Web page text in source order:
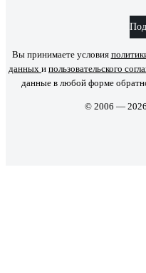
Вы принимаете условия
данных и пользовательского
данные в любой форме
© 2006 —